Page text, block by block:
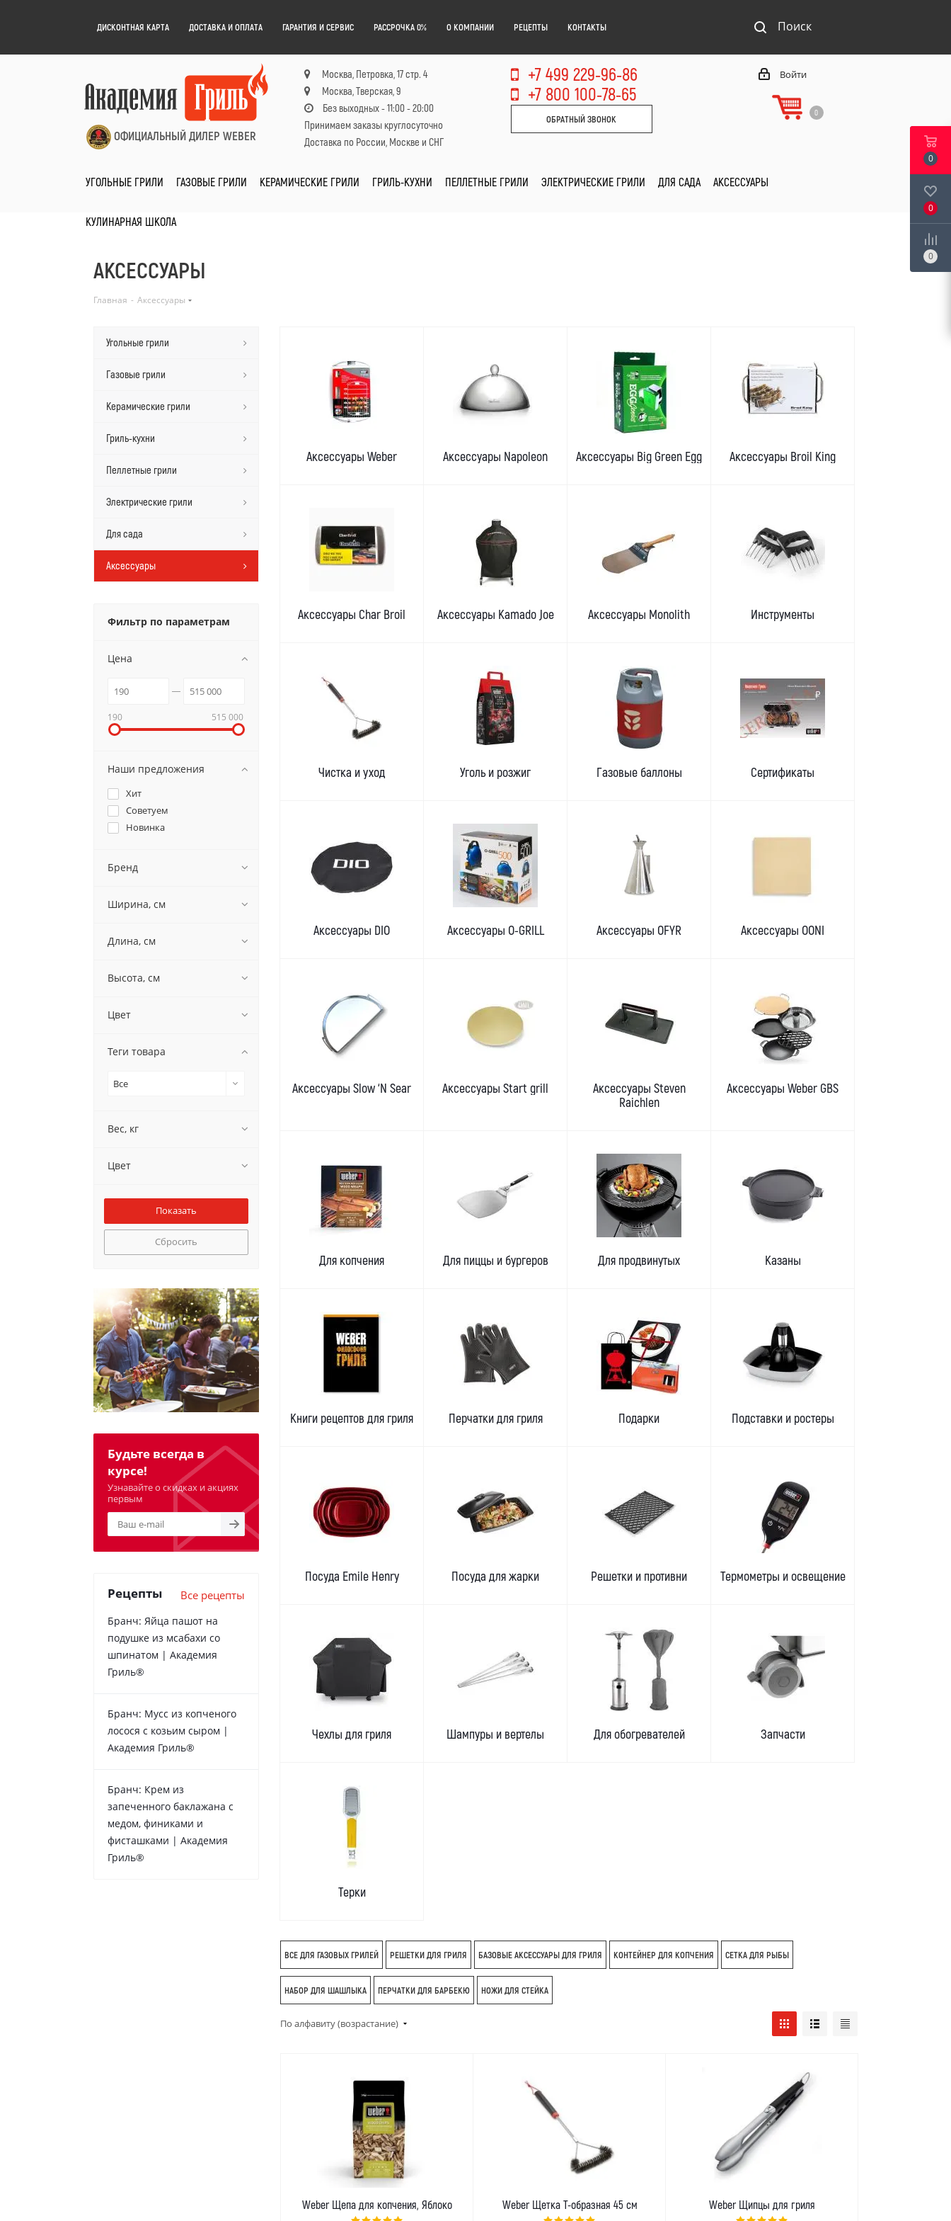
ДИСКОНТНАЯ КАРТА ДОСТАВКА И ОПЛАТА ГАРАНТИЯ И СЕРВИС РАССРОЧКА 0% О КОМПАНИИ РЕЦЕПТЫ КОНТАКТЫ Поиск
ОФИЦИАЛЬНЫЙ ДИЛЕР WEBER
Москва, Петровка, 17 стр. 4
Москва, Тверская, 9
Без выходных - 11:00 - 20:00
Принимаем заказы круглосуточно
Доставка по России, Москве и СНГ
+7 499 229-96-86
+7 800 100-78-65
ОБРАТНЫЙ ЗВОНОК
Войти
0
УГОЛЬНЫЕ ГРИЛИ ГАЗОВЫЕ ГРИЛИ КЕРАМИЧЕСКИЕ ГРИЛИ ГРИЛЬ-КУХНИ ПЕЛЛЕТНЫЕ ГРИЛИ ЭЛЕКТРИЧЕСКИЕ ГРИЛИ ДЛЯ САДА АКСЕССУАРЫ
КУЛИНАРНАЯ ШКОЛА
АКСЕССУАРЫ
Главная - Аксессуары
Аксессуары Weber Аксессуары Napoleon Аксессуары Big Green Egg Аксессуары Broil King
Аксессуары Char Broil Аксессуары Kamado Joe Аксессуары Monolith Инструменты
Чистка и уход Уголь и розжиг Газовые баллоны Cертификаты
Аксессуары DIO Аксессуары O-GRILL Аксессуары OFYR Аксессуары OONI
Аксессуары Slow ‘N Sear Аксессуары Start grill
Аксессуары Steven
Raichlen
Аксессуары Weber GBS
Для копчения Для пиццы и бургеров Для продвинутых Казаны
Книги рецептов для гриля Перчатки для гриля Подарки Подставки и ростеры
Посуда Emile Henry Посуда для жарки Решетки и противни Термометры и освещение
Чехлы для гриля Шампуры и вертелы Для обогревателей Запчасти
Терки
ВСЕ ДЛЯ ГАЗОВЫХ ГРИЛЕЙ РЕШЕТКИ ДЛЯ ГРИЛЯ БАЗОВЫЕ АКСЕССУАРЫ ДЛЯ ГРИЛЯ КОНТЕЙНЕР ДЛЯ КОПЧЕНИЯ СЕТКА ДЛЯ РЫБЫ
НАБОР ДЛЯ ШАШЛЫКА ПЕРЧАТКИ ДЛЯ БАРБЕКЮ НОЖИ ДЛЯ СТЕЙКА
По алфавиту (возрастание)
Weber Щепа для копчения, Яблоко Weber Щетка Т-образная 45 см Weber Щипцы для гриля
Угольные грили
Газовые грили
Керамические грили
Гриль-кухни
Пеллетные грили
Электрические грили
Для сада
Аксессуары
Фильтр по параметрам
Цена
190 515 000
Наши предложения
Хит
Советуем
Новинка
Бренд
Ширина, см
Длина, см
Высота, см
Цвет
Теги товара
Все
Вес, кг
Цвет
Сбросить
Будьте всегда в
курсе!
Узнавайте о скидках и акциях
первым
Рецепты Все рецепты
Бранч: Яйца пашот на
подушке из мсабахи со
шпинатом | Академия
Гриль®
Бранч: Мусс из копченого
лосося с козьим сыром |
Академия Гриль®
Бранч: Крем из
запеченного баклажана с
медом, финиками и
фисташками | Академия
Гриль®
0
0
0